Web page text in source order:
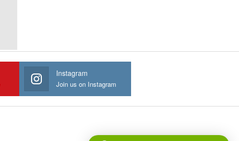
Instagram
Join us on Instagram